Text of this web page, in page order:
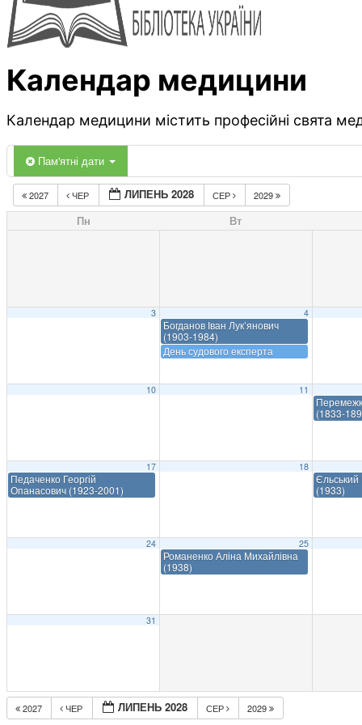
Календар медицини
Календар медицини містить професійні свята
Пам'ятні дати
2027 ЧЕР ЛИПЕНЬ 2028 СЕР 2029
Пн Вт
3 4
Богданов Іван Лук’янович
(1903-1984)
День судового експерта
10 11
(1833-
17
Педаченко Георгій
Опанасович (1923-2001)
18
Єльський
(1933)
24 25
Романенко Аліна Михайлівна
(1938)
31
2027 ЧЕР ЛИПЕНЬ 2028 СЕР 2029